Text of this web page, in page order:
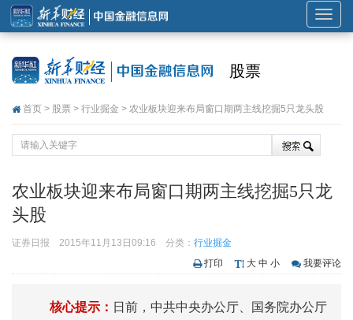
展
开
股票
首页 > 股票 > 行业掘金 > 农业板块迎来布局窗口期两主线挖掘5只龙头股
农业板块迎来布局窗口期两主线挖掘5只龙
头股
证券日报 2015年11月13日09:16 分类： 行业掘金
打印
大 中 小 我要评论
核心提示： 日前，中共中央办公厅、国务院办公厅